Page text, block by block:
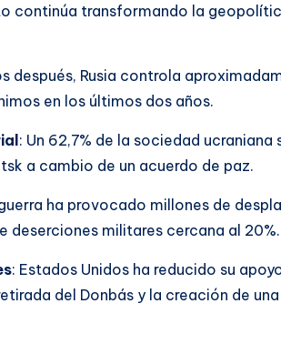
continúa transformando la
después, Rusia controla
en los últimos dos años.
: Un 62,7% de la sociedad ucraniana
a cambio de un acuerdo de paz.
ha provocado millones de
militares cercana al 20%.
: Estados Unidos ha reducido su
del Donbás y la creación de